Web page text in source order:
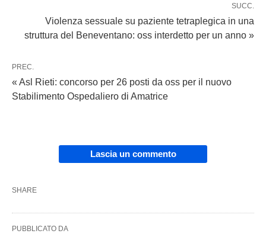
SUCC.
Violenza sessuale su paziente tetraplegica in una
struttura del Beneventano: oss interdetto per un anno »
PREC.
« Asl Rieti: concorso per 26 posti da oss per il nuovo
Stabilimento Ospedaliero di Amatrice
Lascia un commento
SHARE
PUBBLICATO DA